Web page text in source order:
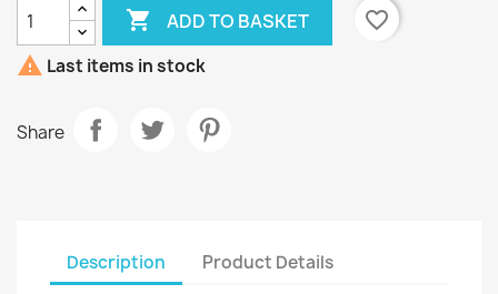
 ADD TO BASKET
favorite_border
 Last items in stock
Share
Description Product Details